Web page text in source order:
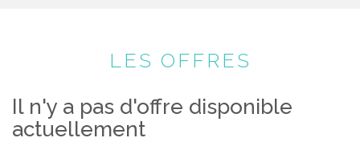
LES OFFRES
Il n'y a pas d'offre disponible
actuellement